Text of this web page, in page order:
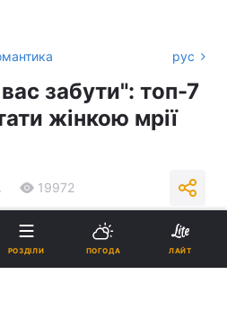
рус
забути": топ-7
жінкою мрії
19972
на нас в Google
РОЗДІЛИ ПОГОДА ЛАЙТ